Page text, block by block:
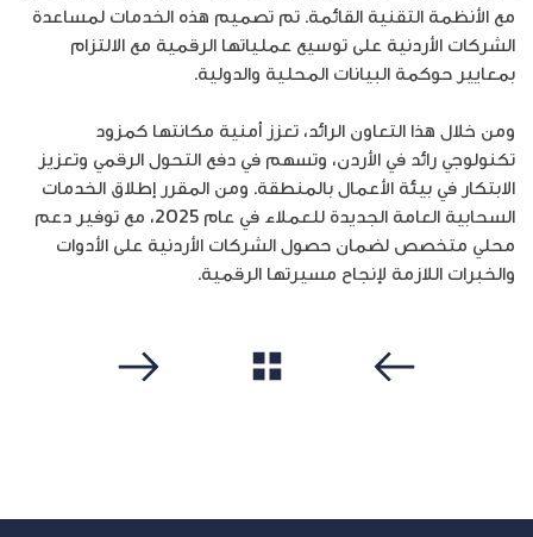
مع الأنظمة التقنية القائمة. تم تصميم هذه الخدمات لمساعدة
الشركات الأردنية على توسيع عملياتها الرقمية مع الالتزام
بمعايير حوكمة البيانات المحلية والدولية.
ومن خلال هذا التعاون الرائد، تعزز أمنية مكانتها كمزود
تكنولوجي رائد في الأردن، وتسهم في دفع التحول الرقمي وتعزيز
الابتكار في بيئة الأعمال بالمنطقة. ومن المقرر إطلاق الخدمات
السحابية العامة الجديدة للعملاء في عام 2025، مع توفير دعم
محلي متخصص لضمان حصول الشركات الأردنية على الأدوات
والخبرات اللازمة لإنجاح مسيرتها الرقمية.